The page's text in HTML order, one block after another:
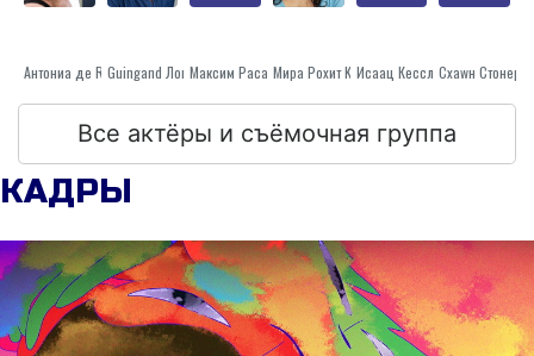
Антониа де Rendinger
Guingand ЛоикМаксим Pacaud Мира Рохит Kumbhani
Исаац КесслерСхаwн Стонер
Все актёры и съёмочная группа
КАДРЫ